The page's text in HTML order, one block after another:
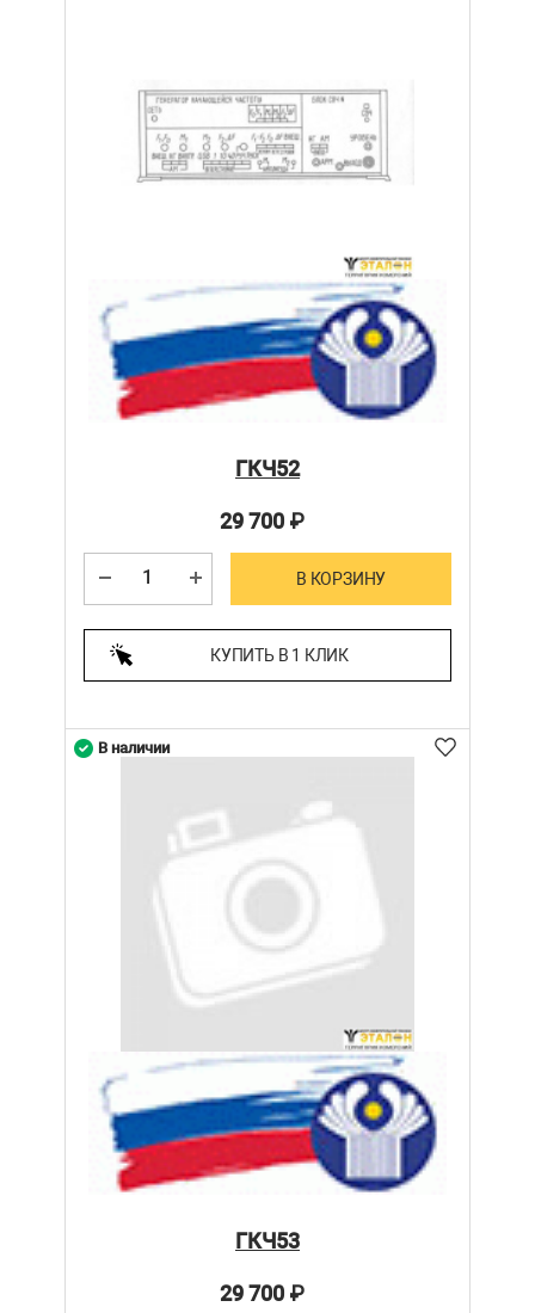
ГКЧ52
29 700₽
В КОРЗИНУ
КУПИТЬ В 1 КЛИК
ГКЧ53
29 700₽
В наличии